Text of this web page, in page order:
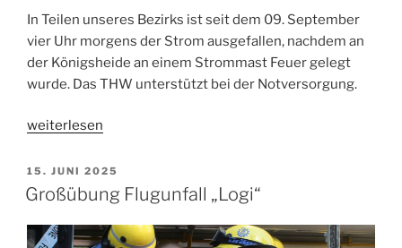
In Teilen unseres Bezirks ist seit dem 09. September
vier Uhr morgens der Strom ausgefallen, nachdem an
der Königsheide an einem Strommast Feuer gelegt
wurde. Das THW unterstützt bei der Notversorgung.
„Stromausfall
Treptow-
Köpenick“
weiterlesen
VERÖFFENTLICHT
AM
15. JUNI 2025
Großübung Flugunfall „Logi“